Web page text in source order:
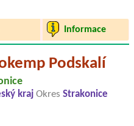
Informace
Podskalí
kraj Okres Strakonice